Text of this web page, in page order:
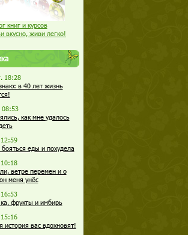
книг и курсов
вкусно, живи легко!
18:28
в 40 лет жизнь
08:53
как мне удалось
еды и похудела
ветре перемен и о
меня унёс
фрукты и имбирь
история вас вдохновят!